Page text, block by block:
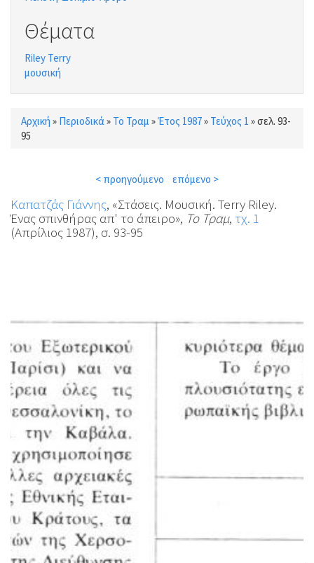
Θέματα
Riley Terry
μουσική
Είστε εδώ
Αρχική » Περιοδικά» Το Τραμ »Έτος 1987» Τεύχος 1 »σελ. 93-
95
< προηγούμενο επόμενο >
Καπατζάς Γιάννης, «Στάσεις. Μουσική. Terry Riley.
Ένας σπινθήρας απ' το άπειρο», Το Τραμ, τχ. 1
(Απρίλιος 1987), σ. 93-95